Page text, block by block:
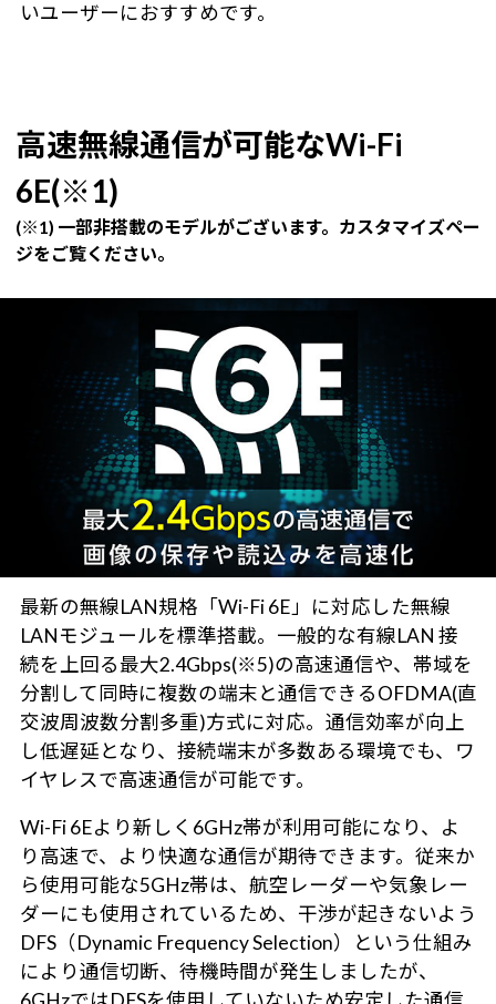
いユーザーにおすすめです。
高速無線通信が可能なWi-Fi
6E(※1)
(※1) 一部非搭載のモデルがございます。カスタマイズペー
ジをご覧ください。
最新の無線LAN規格「Wi-Fi 6E」に対応した無線
LANモジュールを標準搭載。一般的な有線LAN 接
続を上回る最大2.4Gbps(※5)の高速通信や、帯域を
分割して同時に複数の端末と通信できるOFDMA(直
交波周波数分割多重)方式に対応。通信効率が向上
し低遅延となり、接続端末が多数ある環境でも、ワ
イヤレスで高速通信が可能です。
Wi-Fi 6Eより新しく6GHz帯が利用可能になり、よ
り高速で、より快適な通信が期待できます。従来か
ら使用可能な5GHz帯は、航空レーダーや気象レー
ダーにも使用されているため、干渉が起きないよう
DFS（Dynamic Frequency Selection）という仕組み
により通信切断、待機時間が発生しましたが、